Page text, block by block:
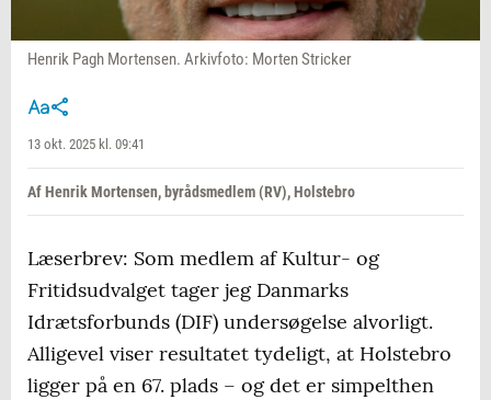
Henrik Pagh Mortensen. Arkivfoto: Morten Stricker
13 okt. 2025 kl. 09:41
Af Henrik Mortensen, byrådsmedlem (RV), Holstebro
Læserbrev: Som medlem af Kultur- og
Fritidsudvalget tager jeg Danmarks
Idrætsforbunds (DIF) undersøgelse alvorligt.
Alligevel viser resultatet tydeligt, at Holstebro
ligger på en 67. plads – og det er simpelthen